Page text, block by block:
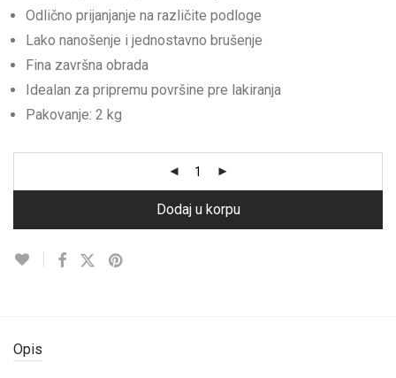
Odlično prijanjanje na različite podloge
Lako nanošenje i jednostavno brušenje
Fina završna obrada
Idealan za pripremu površine pre lakiranja
Pakovanje: 2 kg
Dodaj u korpu
Opis